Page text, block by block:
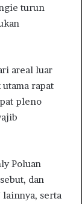
turun
areal luar
rapat
pleno
Poluan
dan
serta